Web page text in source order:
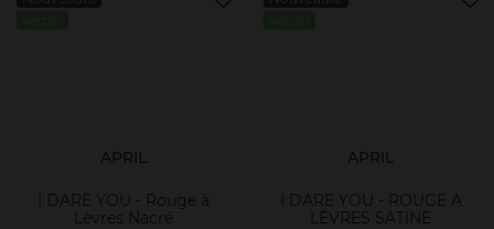
APRIL
I DARE YOU - Rouge à
Lèvres Nacré
APRIL
I DARE YOU - ROUGE A
LÈVRES SATINE